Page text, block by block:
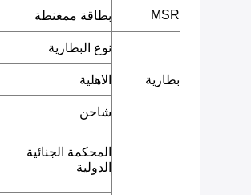
MSR بطاقة ممغنطة
بطارية
نوع البطارية
الاهلية
شاحن
المحكمة الجنائية
الدولية